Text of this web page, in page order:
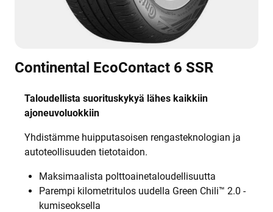
Continental EcoContact 6 SSR
Taloudellista suorituskykyä lähes kaikkiin
ajoneuvoluokkiin
Yhdistämme huipputasoisen rengasteknologian ja
autoteollisuuden tietotaidon.
Maksimaalista polttoainetaloudellisuutta
Parempi kilometritulos uudella Green Chili™ 2.0 -
kumiseoksella